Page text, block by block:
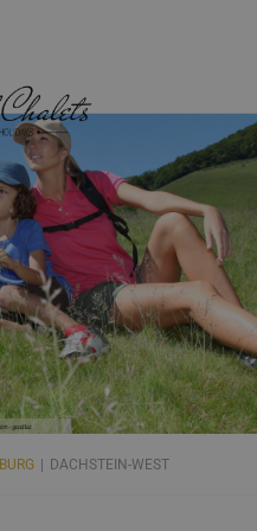
DACHSTEIN-WEST